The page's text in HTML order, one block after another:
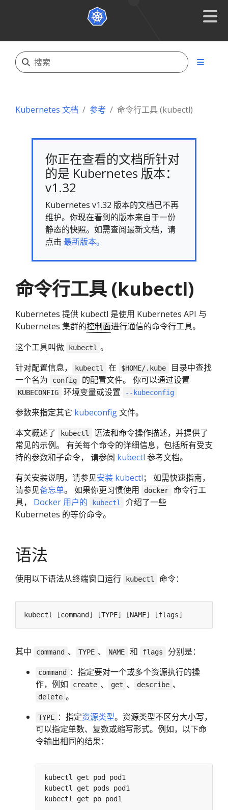
Kubernetes 文档 参考 命令行工具 (kubectl)
你正在查看的文档所针对
的是 Kubernetes 版本：
v1.32
Kubernetes v1.32 版本的文档已不再
维护。你现在看到的版本来自于一份
静态的快照。如需查阅最新文档，请
点击 最新版本。
命令行工具 (kubectl)
Kubernetes 提供 kubectl 是使用 Kubernetes API 与
Kubernetes 集群的控制面进行通信的命令行工具。
这个工具叫做
kubectl 。
针对配置信息，
kubectl 在 $HOME/.kube
目录中查找
一个名为
config 的配置文件。 你可以通过设置
KUBECONFIG 环境变量或设置 --kubeconfig
参数来指定其它 kubeconfig文件。
本文概述了
kubectl
语法和命令操作描述，并提供了
常见的示例。 有关每个命令的详细信息，包括所有受支
持的参数和子命令， 请参阅 kubectl 参考文档。
有关安装说明，请参见安装 kubectl； 如需快速指南，
请参见备忘单。 如果你更习惯使用 docker
命令行工
具， Docker 用户的 kubectl
介绍了一些
Kubernetes 的等价命令。
语法
使用以下语法从终端窗口运行 kubectl 命令：
kubectl [command ] [TYPE] [NAME] [flags]
其中 command 、 TYPE 、 NAME 和 flags 分别是：
command
：指定要对一个或多个资源执行的操
作，例如
create 、 get 、 describe 、
delete 。
TYPE ：指定资源类型。资源类型不区分大小写，
可以指定单数、复数或缩写形式。例如，以下命
令输出相同的结果：